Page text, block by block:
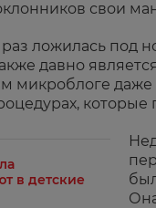
свои
ложилась под
давно
микроблоге
которые
в детские